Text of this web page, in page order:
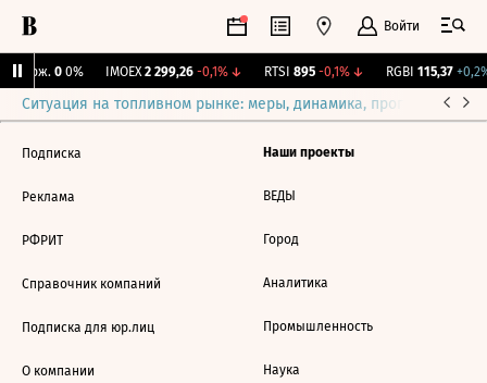
Войти
Бирж. 0 0% IMOEX 2 299,26 -0,1%↓ RTSI 895 -0,1%↓ RGBI 115,37 +0,2%
Ситуация на топливном рынке: меры, динамика, прогнозы
Подписка
Реклама
РФРИТ
Справочник компаний
Подписка для юр.лиц
О компании
Наши проекты
ВЕДЫ
Город
Аналитика
Промышленность
Наука